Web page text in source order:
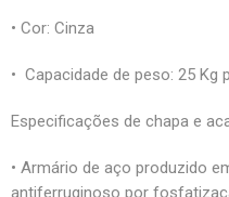
• Cor: Cinza
• Capacidade de peso: 25 Kg
Especificações de chapa e
• Armário de aço produzido
antiferruginoso por